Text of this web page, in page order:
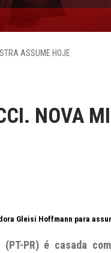
ASSUME HOJE
NOVA
Gleisi Hoffmann para
PR) é casada